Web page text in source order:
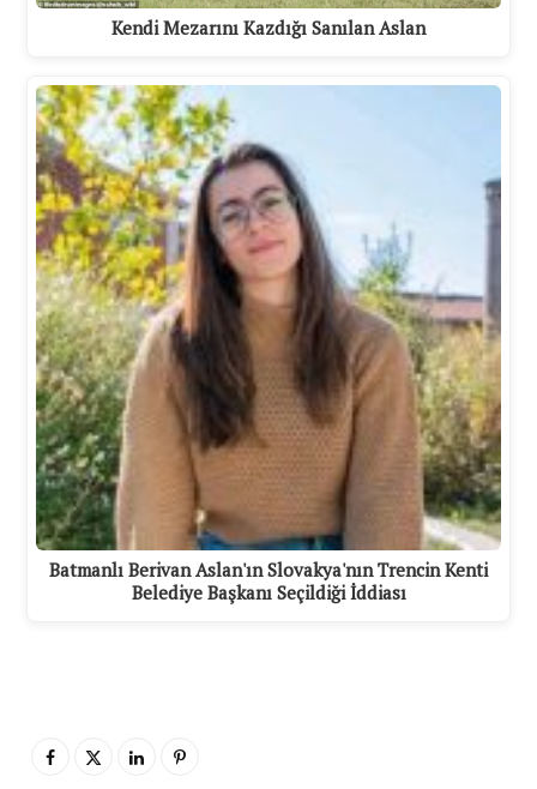
Kendi Mezarını Kazdığı Sanılan Aslan
Batmanlı Berivan Aslan'ın Slovakya'nın Trencin Kenti
Belediye Başkanı Seçildiği İddiası